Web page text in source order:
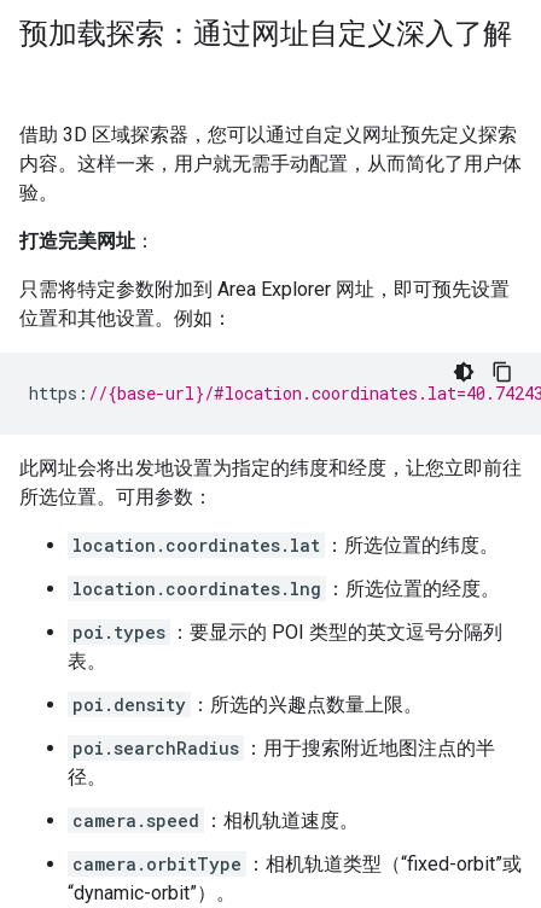
预加载探索：通过网址自定义深入了解
借助 3D 区域探索器，您可以通过自定义网址预先定义探索
内容。这样一来，用户就无需手动配置，从而简化了用户体
验。
打造完美网址 ：
只需将特定参数附加到 Area Explorer 网址，即可预先设置
位置和其他设置。例如：
https : //{base-url}/
此网址会将出发地设置为指定的纬度和经度，让您立即前往
所选位置。可用参数：
location.coordinates.lat ：所选位置的纬度。
location.coordinates.lng
：所选位置的经度。
poi.types ：要显示的 POI 类型的英文逗号分隔列
表。
poi.density ：所选的兴趣点数量上限。
poi.searchRadius ：用于搜索附近地图注点的半
径。
camera.speed
：相机轨道速度。
camera.orbitType
：相机轨道类型（“fixed-orbit”或
“dynamic-orbit”）。